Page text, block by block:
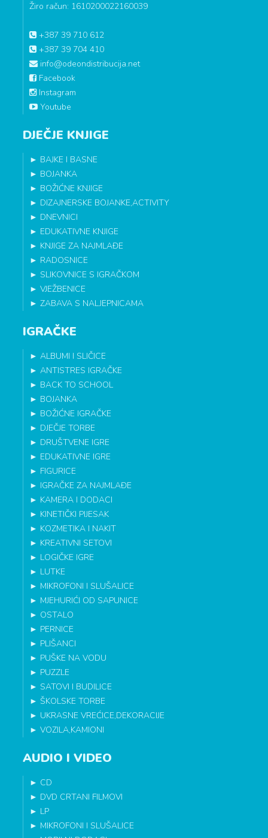
Žiro račun: 1610200022160039
+387 39 710 612
+387 39 704 410
info@odeondistribucija.net
Facebook
Instagram
Youtube
DJEČJE KNJIGE
► BAJKE I BASNE
► BOJANKA
► BOŽIĆNE KNJIGE
► DIZAJNERSKE BOJANKE,ACTIVITY
► DNEVNICI
► EDUKATIVNE KNJIGE
► KNJIGE ZA NAJMLAĐE
► RADOSNICE
►SLIKOVNICE S IGRAČKOM
►VJEŽBENICE
►ZABAVA S NALJEPNICAMA
IGRAČKE
►ALBUMI I SLIČICE
►ANTISTRES IGRAČKE
► BACK TO SCHOOL
► BOJANKA
► BOŽIĆNE IGRAČKE
► DJEČJE TORBE
► DRUŠTVENE IGRE
► EDUKATIVNE IGRE
► FIGURICE
► IGRAČKE ZA NAJMLAĐE
► KAMERA I DODACI
► KINETIČKI PIJESAK
► KOZMETIKA I NAKIT
► KREATIVNI SETOVI
► LOGIČKE IGRE
► LUTKE
► MIKROFONI I SLUŠALICE
► MJEHURIĆI OD SAPUNICE
► OSTALO
► PERNICE
► PLIŠANCI
► PUŠKE NA VODU
► PUZZLE
►SATOVI I BUDILICE
►ŠKOLSKE TORBE
► UKRASNE VREĆICE,DEKORACIJE
►VOZILA,KAMIONI
AUDIO I VIDEO
► CD
► DVD CRTANI FILMOVI
► LP
► MIKROFONI I SLUŠALICE